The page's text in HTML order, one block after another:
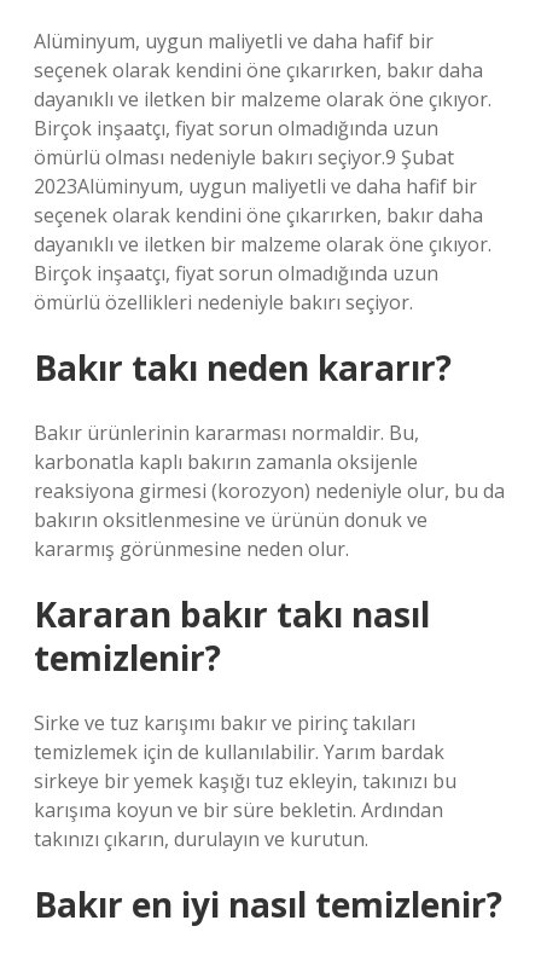
Alüminyum, uygun maliyetli ve daha hafif bir
seçenek olarak kendini öne çıkarırken, bakır daha
dayanıklı ve iletken bir malzeme olarak öne çıkıyor.
Birçok inşaatçı, fiyat sorun olmadığında uzun
ömürlü olması nedeniyle bakırı seçiyor.9 Şubat
2023Alüminyum, uygun maliyetli ve daha hafif bir
seçenek olarak kendini öne çıkarırken, bakır daha
dayanıklı ve iletken bir malzeme olarak öne çıkıyor.
Birçok inşaatçı, fiyat sorun olmadığında uzun
ömürlü özellikleri nedeniyle bakırı seçiyor.
Bakır takı neden kararır?
Bakır ürünlerinin kararması normaldir. Bu,
karbonatla kaplı bakırın zamanla oksijenle
reaksiyona girmesi (korozyon) nedeniyle olur, bu da
bakırın oksitlenmesine ve ürünün donuk ve
kararmış görünmesine neden olur.
Kararan bakır takı nasıl
temizlenir?
Sirke ve tuz karışımı bakır ve pirinç takıları
temizlemek için de kullanılabilir. Yarım bardak
sirkeye bir yemek kaşığı tuz ekleyin, takınızı bu
karışıma koyun ve bir süre bekletin. Ardından
takınızı çıkarın, durulayın ve kurutun.
Bakır en iyi nasıl temizlenir?